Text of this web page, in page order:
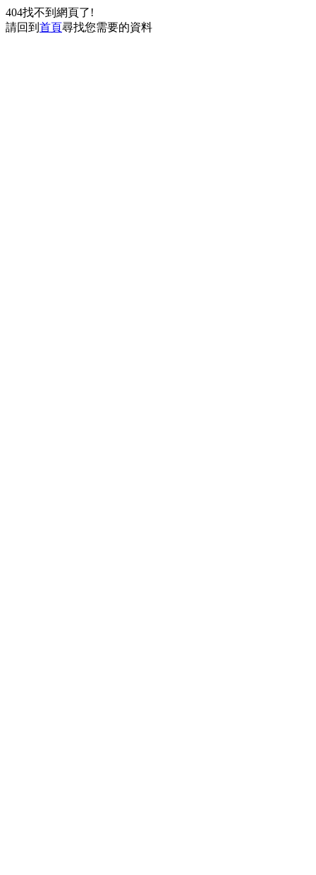
404找不到網頁了!
請回到 首頁尋找您需要的資料